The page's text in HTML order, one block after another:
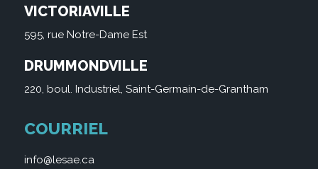
VICTORIAVILLE
595, rue Notre-Dame Est
DRUMMONDVILLE
220, boul. Industriel, Saint-Germain-de-Grantham
COURRIEL
info@lesae.ca